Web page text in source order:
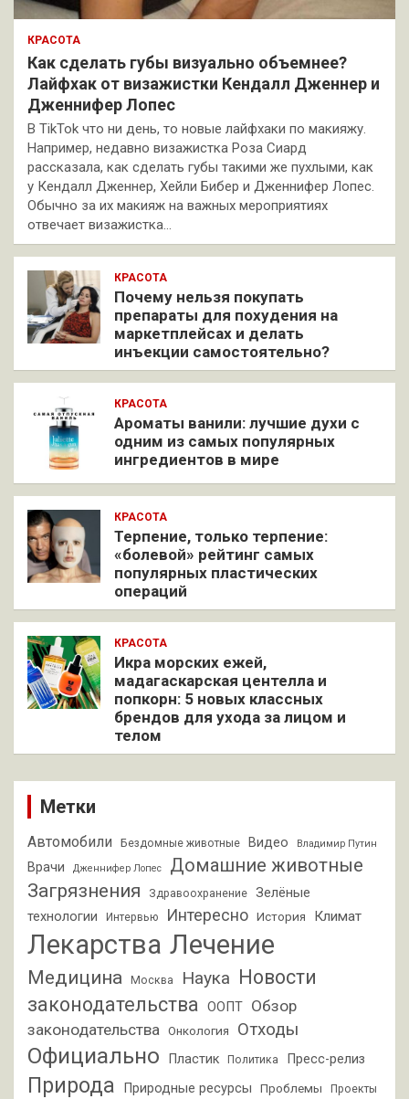
КРАСОТА
Как сделать губы визуально объемнее?
Лайфхак от визажистки Кендалл Дженнер и
Дженнифер Лопес
В TikTok что ни день, то новые лайфхаки по макияжу.
Например, недавно визажистка Роза Сиард
рассказала, как сделать губы такими же пухлыми, как
у Кендалл Дженнер, Хейли Бибер и Дженнифер Лопес.
Обычно за их макияж на важных мероприятиях
отвечает визажистка…
КРАСОТА
Почему нельзя покупать
препараты для похудения на
маркетплейсах и делать
инъекции самостоятельно?
КРАСОТА
Ароматы ванили: лучшие духи с
одним из самых популярных
ингредиентов в мире
КРАСОТА
Терпение, только терпение:
«болевой» рейтинг самых
популярных пластических
операций
КРАСОТА
Икра морских ежей,
мадагаскарская центелла и
попкорн: 5 новых классных
брендов для ухода за лицом и
телом
Метки
Автомобили Бездомные животные Видео Владимир Путин
Врачи Дженнифер Лопес
Домашние животные
Загрязнения
Здравоохранение
Зелёные
технологии
Интервью Интересно История Климат
Лекарства Лечение
Медицина Москва Наука Новости
законодательства
ООПТ Обзор
законодательства
Онкология Отходы
Официально Пластик Политика Пресс-релиз
Природа Природные ресурсы Проблемы Проекты